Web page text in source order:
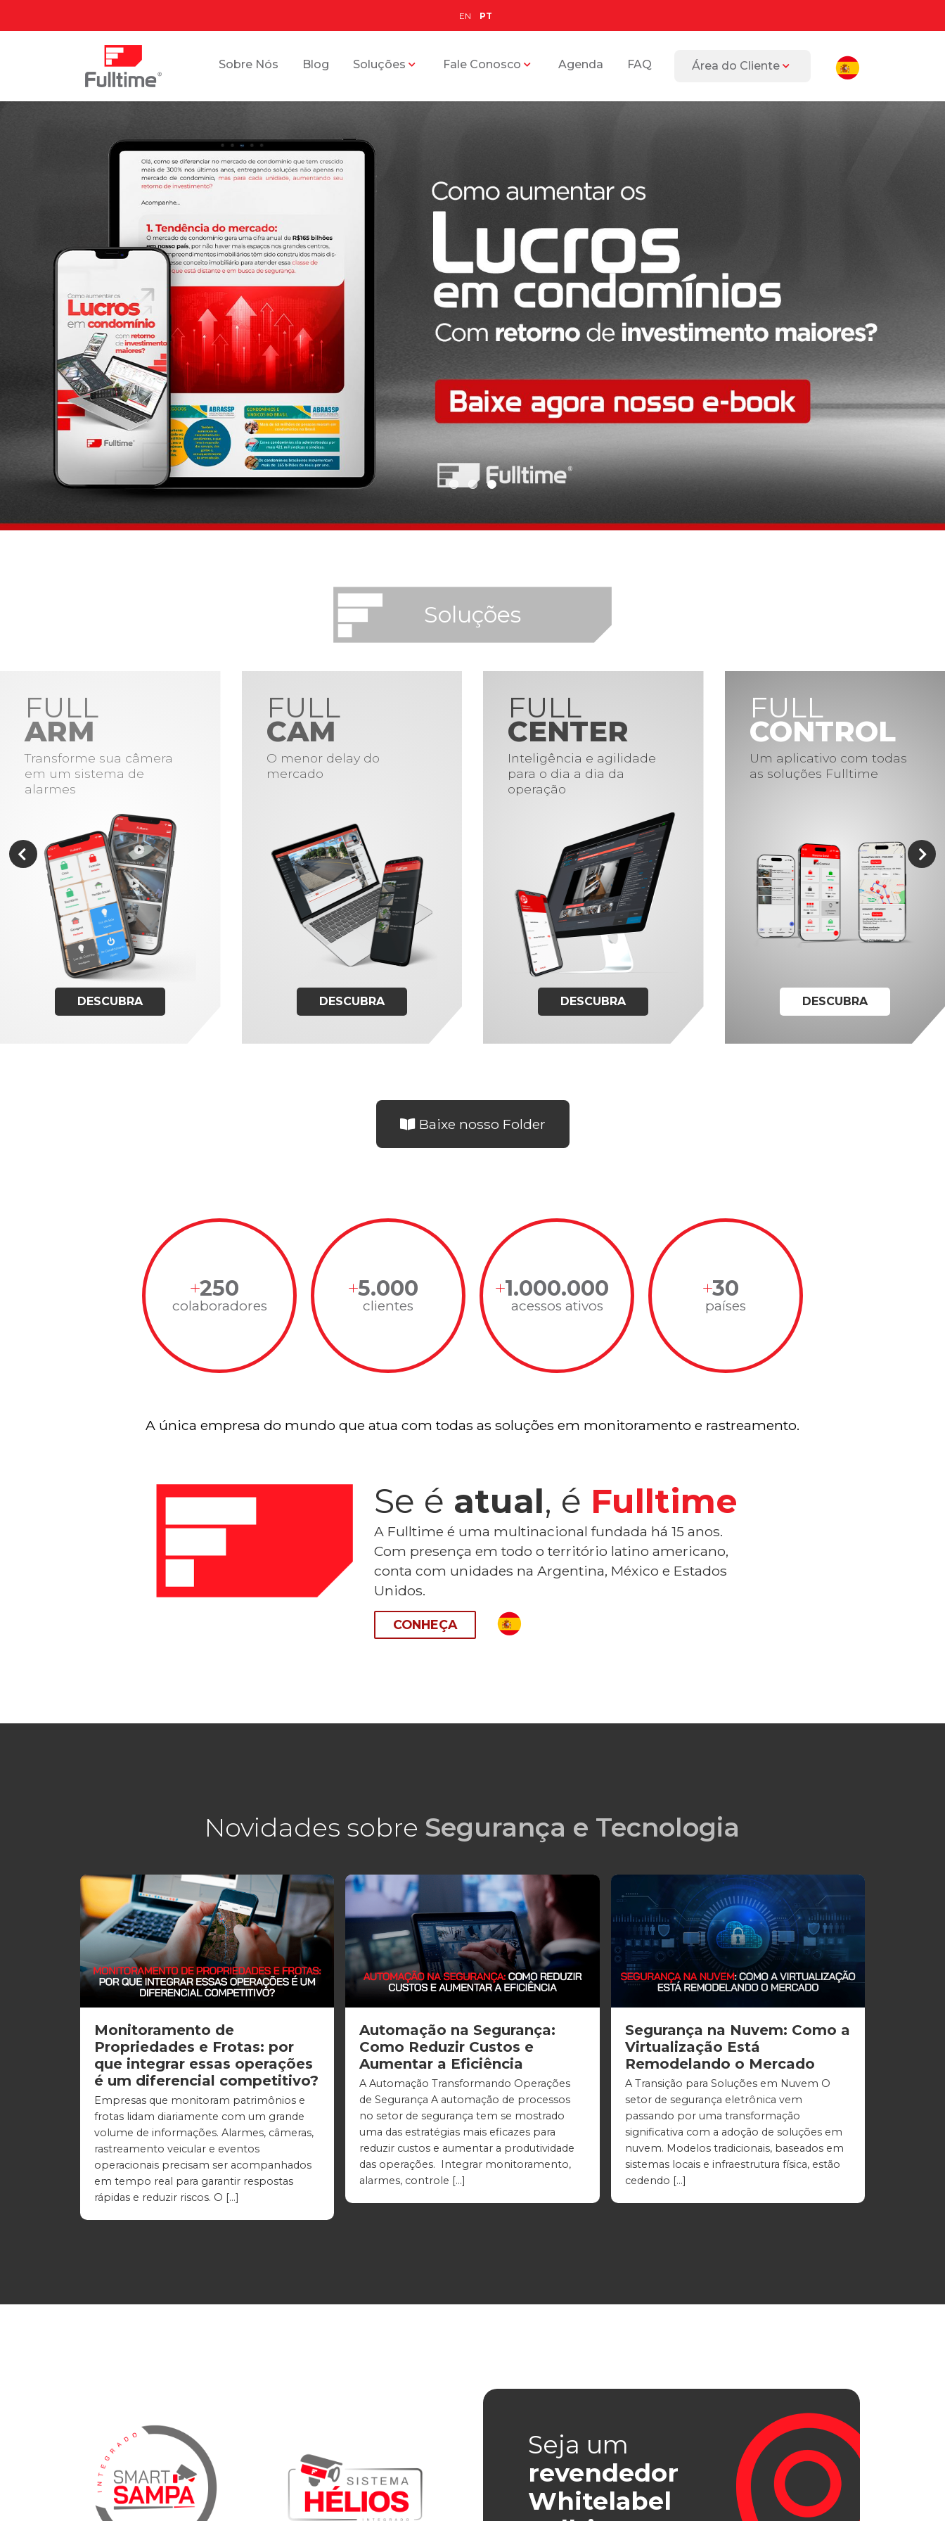
EN PT
Sobre Nós Blog Soluções Fale Conosco Agenda FAQ Área do Cliente
Soluções
FULL
ARM
Transforme sua câmera
em um sistema de
alarmes
DESCUBRA
FULL
CAM
O menor delay do
mercado
DESCUBRA
FULL
CENTER
Inteligência e agilidade
para o dia a dia da
operação
DESCUBRA
FULL
CONTROL
Um aplicativo com todas
as soluções Fulltime
DESCUBRA
Baixe nosso Folder
250
colaboradores
5.000
clientes
1.000.000
acessos ativos
30
países
A única empresa do mundo que atua com todas as soluções em monitoramento e rastreamento.
Se é atual, é Fulltime
A Fulltime é uma multinacional fundada há 15 anos.
Com presença em todo o território latino americano,
conta com unidades na Argentina, México e Estados
Unidos.
CONHEÇA
Novidades sobre Segurança e Tecnologia
Monitoramento de
Propriedades e Frotas: por
que integrar essas operações
é um diferencial competitivo?
Empresas que monitoram patrimônios e
frotas lidam diariamente com um grande
volume de informações. Alarmes, câmeras,
rastreamento veicular e eventos
operacionais precisam ser acompanhados
em tempo real para garantir respostas
rápidas e reduzir riscos. O […]
Automação na Segurança:
Como Reduzir Custos e
Aumentar a Eficiência
A Automação Transformando Operações
de Segurança A automação de processos
no setor de segurança tem se mostrado
uma das estratégias mais eficazes para
reduzir custos e aumentar a produtividade
das operações. Integrar monitoramento,
alarmes, controle […]
Segurança na Nuvem: Como a
Virtualização Está
Remodelando o Mercado
A Transição para Soluções em Nuvem O
setor de segurança eletrônica vem
passando por uma transformação
significativa com a adoção de soluções em
nuvem. Modelos tradicionais, baseados em
sistemas locais e infraestrutura física, estão
cedendo […]
Seja um
revendedor
Whitelabel